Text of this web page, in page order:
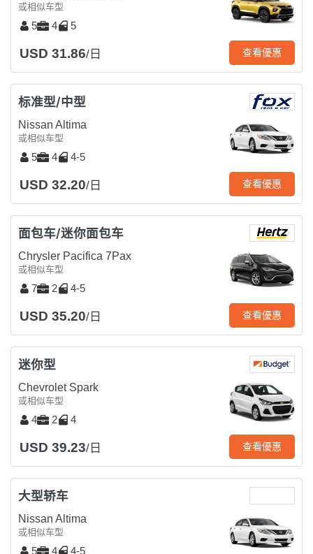
或相似车型
5 4 5
USD 31.86/日 查看優惠
标准型/中型
Nissan Altima
或相似车型
5 4 4-5
USD 32.20/日 查看優惠
面包车/迷你面包车
Chrysler Pacifica 7Pax
或相似车型
7 2 4-5
USD 35.20/日 查看優惠
迷你型
Chevrolet Spark
或相似车型
4 2 4
USD 39.23/日 查看優惠
大型轿车
Nissan Altima
或相似车型
5 4 4-5